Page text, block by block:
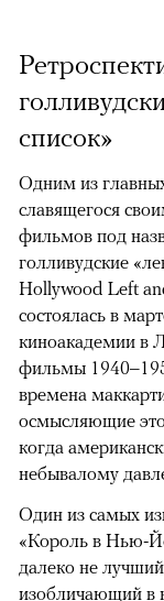
список»
Одним из
славящегося
фильмов под
голливудские
Hollywood Left
состоялась в
киноакадемии в
фильмы
времена
осмысляющие
когда
небывалому
Один из самых
«Король в Нью-
далеко не
изобличающий в